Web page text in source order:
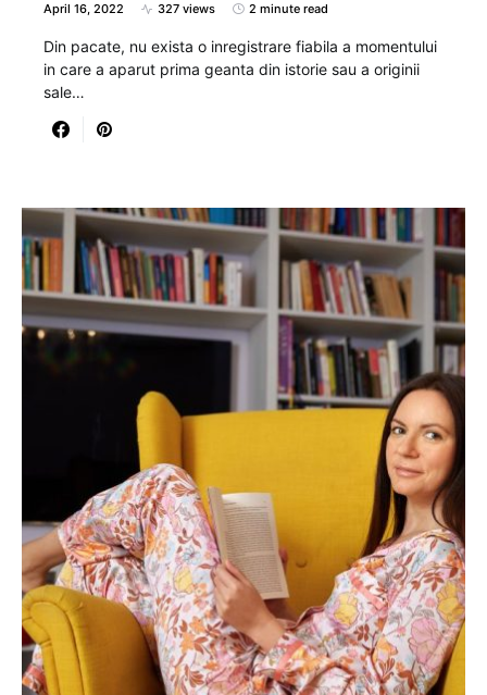
April 16, 2022 327 views 2 minute read
Din pacate, nu exista o inregistrare fiabila a momentului
in care a aparut prima geanta din istorie sau a originii
sale…